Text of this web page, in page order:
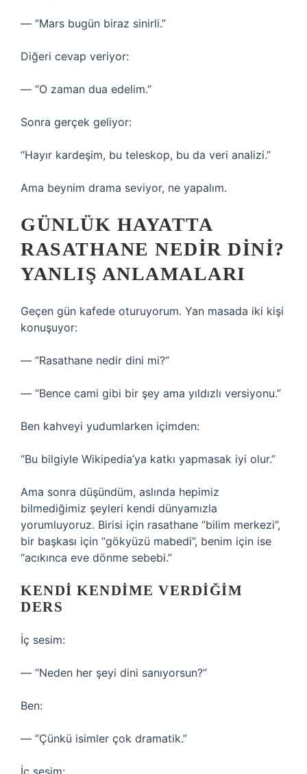
— “Mars bugün biraz sinirli.”
Diğeri cevap veriyor:
— “O zaman dua edelim.”
Sonra gerçek geliyor:
“Hayır kardeşim, bu teleskop, bu da veri analizi.”
Ama beynim drama seviyor, ne yapalım.
GÜNLÜK HAYATTA
RASATHANE NEDIR DINI?
YANLIŞ ANLAMALARI
Geçen gün kafede oturuyorum. Yan masada iki kişi
konuşuyor:
— “Rasathane nedir dini mi?”
— “Bence cami gibi bir şey ama yıldızlı versiyonu.”
Ben kahveyi yudumlarken içimden:
“Bu bilgiyle Wikipedia’ya katkı yapmasak iyi olur.”
Ama sonra düşündüm, aslında hepimiz
bilmediğimiz şeyleri kendi dünyamızla
yorumluyoruz. Birisi için rasathane “bilim merkezi”,
bir başkası için “gökyüzü mabedi”, benim için ise
“acıkınca eve dönme sebebi.”
KENDI KENDIME VERDIĞIM
DERS
İç sesim:
— “Neden her şeyi dini sanıyorsun?”
Ben:
— “Çünkü isimler çok dramatik.”
İç sesim: